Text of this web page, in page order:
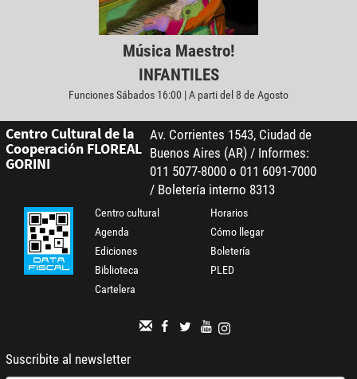
Música Maestro!
INFANTILES
Funciones Sábados 16:00 | A parti del 8 de Agosto
Centro Cultural de la
Cooperación FLOREAL
GORINI
Av. Corrientes 1543, Ciudad de
Buenos Aires (AR) / Informes:
011 5077-8000 o 011 6091-7000
/ Boletería interno 8313
Centro cultural
Agenda
Ediciones
Biblioteca
Cartelera
Horarios
Cómo llegar
Boletería
PLED
Suscribite al newsletter